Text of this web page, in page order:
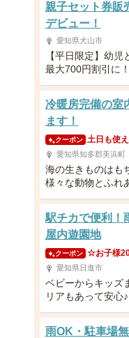
親子セット券販
デビュー！
愛知県犬山市
【平日限定】幼
最大700円割引に！
冷暖房完備の室
ます！
クーポン 土日も使
愛知県知多郡美浜町
海の生きものはも
様々な動物とふれ
駅チカで便利！
屋内遊園地
クーポン ☆お子様
愛知県日進市
ベビーからキッズ
リアもあって安心♪
雨OK・駐車場